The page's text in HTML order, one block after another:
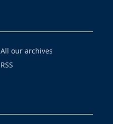
All our archives
RSS